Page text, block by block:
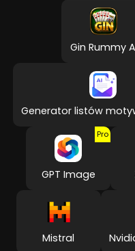
Gin Rummy
Generator listów
GPT Image
Pro
Mistral